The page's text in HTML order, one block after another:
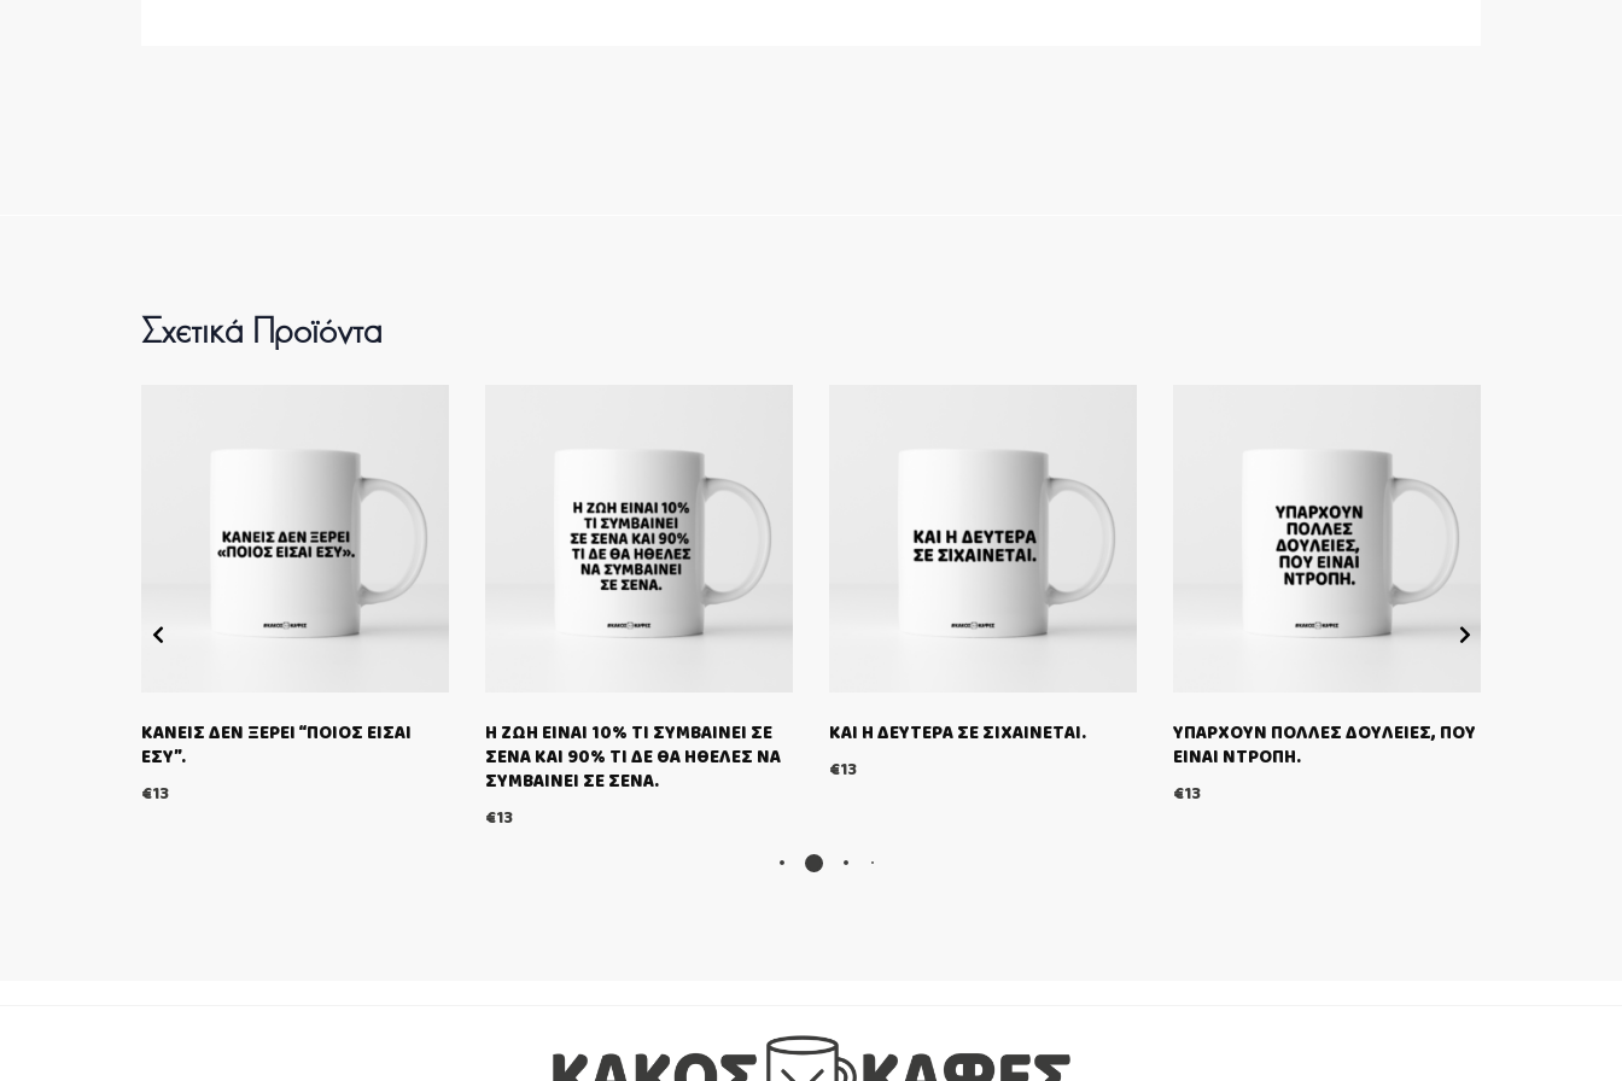
Σχετικά Προϊόντα
ΚΑΝΕΙΣ ΔΕΝ ΞΕΡΕΙ “ΠΟΙΟΣ ΕΙΣΑΙ
ΕΣΥ”.
€13
Η ΖΩΗ ΕΙΝΑΙ 10% ΤΙ ΣΥΜΒΑΙΝΕΙ ΣΕ
ΣΕΝΑ ΚΑΙ 90% ΤΙ ΔΕ ΘΑ ΗΘΕΛΕΣ ΝΑ
ΣΥΜΒΑΙΝΕΙ ΣΕ ΣΕΝΑ.
€13
ΚΑΙ Η ΔΕΥΤΕΡΑ ΣΕ ΣΙΧΑΙΝΕΤΑΙ.
€13
ΥΠΑΡΧΟΥΝ ΠΟΛΛΕΣ ΔΟΥΛΕΙΕΣ, ΠΟΥ
ΕΙΝΑΙ ΝΤΡΟΠΗ.
€13